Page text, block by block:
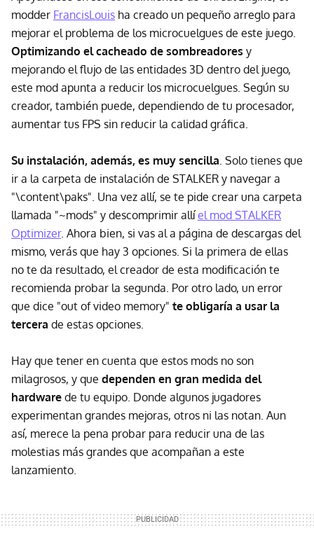
modder FrancisLouis ha creado un pequeño arreglo para
mejorar el problema de los microcuelgues de este juego.
Optimizando el cacheado de sombreadores y
mejorando el flujo de las entidades 3D dentro del juego,
este mod apunta a reducir los microcuelgues. Según su
creador, también puede, dependiendo de tu procesador,
aumentar tus FPS sin reducir la calidad gráfica.
Su instalación, además, es muy sencilla. Solo tienes que
ir a la carpeta de instalación de STALKER y navegar a
"\content\paks". Una vez allí, se te pide crear una carpeta
llamada "~mods" y descomprimir allíel mod STALKER
Optimizer. Ahora bien, si vas al a página de descargas del
mismo, verás que hay 3 opciones. Si la primera de ellas
no te da resultado, el creador de esta modificación te
recomienda probar la segunda. Por otro lado, un error
que dice "out of video memory" te obligaría a usar la
tercera de estas opciones.
Hay que tener en cuenta que estos mods no son
milagrosos, y que dependen en gran medida del
hardware de tu equipo. Donde algunos jugadores
experimentan grandes mejoras, otros ni las notan. Aun
así, merece la pena probar para reducir una de las
molestias más grandes que acompañan a este
lanzamiento.